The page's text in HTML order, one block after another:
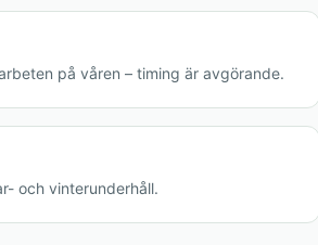
på våren – timing är avgörande.
och vinterunderhåll.